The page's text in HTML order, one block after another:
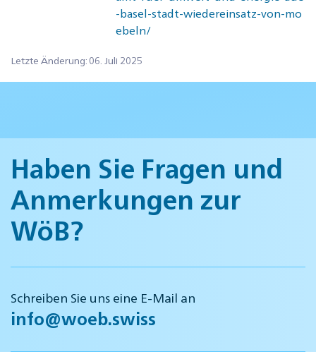
-basel-stadt-wiedereinsatz-von-mo
ebeln/
Letzte Änderung: 06. Juli 2025
Haben Sie Fragen und
Anmerkungen zur
WöB?
Schreiben Sie uns eine E-Mail an
info@woeb.swiss